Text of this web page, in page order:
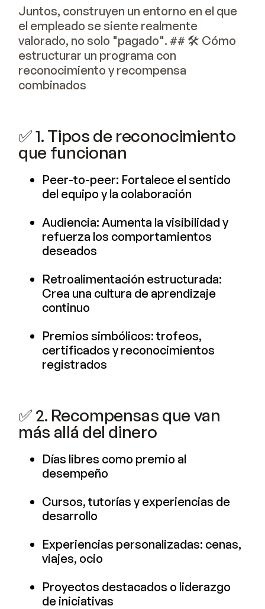
Juntos, construyen un entorno en el que
el empleado se siente realmente
valorado, no solo "pagado". ## 🛠 Cómo
estructurar un programa con
reconocimiento y recompensa
combinados
✅ 1. Tipos de reconocimiento
que funcionan
Peer-to-peer: Fortalece el sentido
del equipo y la colaboración
Audiencia: Aumenta la visibilidad y
refuerza los comportamientos
deseados
Retroalimentación estructurada:
Crea una cultura de aprendizaje
continuo
Premios simbólicos: trofeos,
certificados y reconocimientos
registrados
✅ 2. Recompensas que van
más allá del dinero
Días libres como premio al
desempeño
Cursos, tutorías y experiencias de
desarrollo
Experiencias personalizadas: cenas,
viajes, ocio
Proyectos destacados o liderazgo
de iniciativas